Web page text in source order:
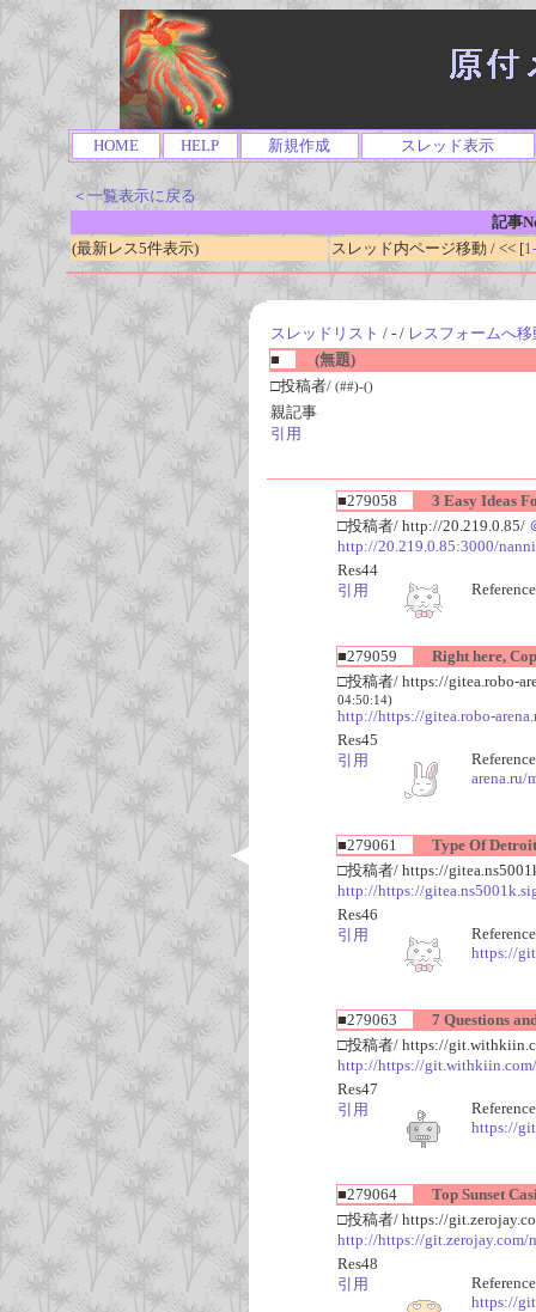
HOME HELP 新規作成 スレッド表示
＜一覧表示に戻る
記事
(最新レス5件表示)
スレッド内ページ移動 / << [
スレッドリスト / - / レスフォームへ移
■
(無題)
□投稿者/ (##)-()
親記事
引用
■279058
3 Easy Ideas
□投稿者/ http://20.219.0.85/
http://20.219.0.85:3000/
Res44
引用
■279059
Right here,
□投稿者/ https://gitea.robo-
04:50:14)
http://https://gitea.robo-
Res45
引用
arena.ru/
■279061
Type Of
□投稿者/ https://
http://https://
Res46
引用
https://
■279063
7 Questions
□投稿者/ https://
http://https://git.withkiin.com/
Res47
引用
https://
■279064
Top Sunset
□投稿者/ https://
http://https://git.zerojay.com/
Res48
引用
https://